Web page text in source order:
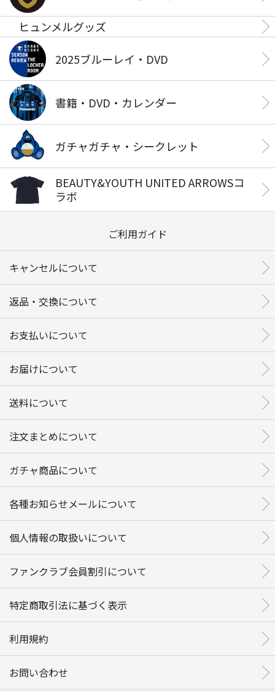
ヒュンメルグッズ
2025ブルーレイ・DVD
書籍・DVD・カレンダー
ガチャガチャ・シークレット
BEAUTY&YOUTH UNITED ARROWSコ
ラボ
ご利用ガイド
キャンセルについて
返品・交換について
お支払いについて
お届けについて
送料について
注文まとめについて
ガチャ商品について
各種お知らせメールについて
個人情報の取扱いについて
ファンクラブ会員割引について
特定商取引法に基づく表示
利用規約
お問い合わせ